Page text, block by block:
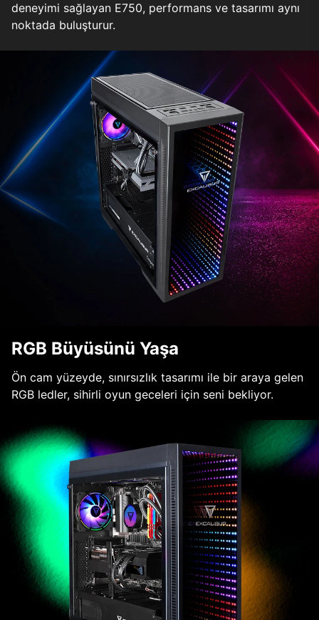
deneyimi sağlayan E750, performans ve tasarımı aynı
noktada buluşturur.
RGB Büyüsünü Yaşa
Ön cam yüzeyde, sınırsızlık tasarımı ile bir araya gelen
RGB ledler, sihirli oyun geceleri için seni bekliyor.